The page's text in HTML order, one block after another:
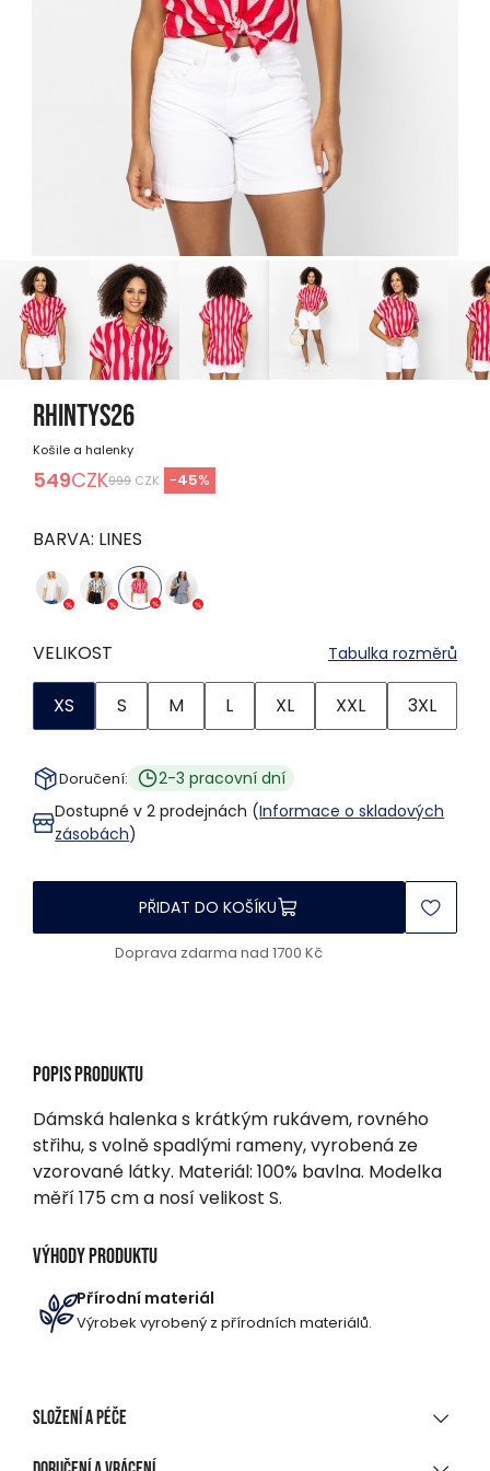
RHINTYS26
Košile a halenky
549CZK999 CZK -45%
BARVA: LINES
VELIKOST Tabulka rozměrů
XS S M L XL XXL 3XL
Doručení:
2-3 pracovní dní
Dostupné v 2 prodejnách (Informace o skladových
zásobách)
PŘIDAT DO KOŠÍKU
Doprava zdarma nad 1700 Kč
Popis produktu
Dámská halenka s krátkým rukávem, rovného
střihu, s volně spadlými rameny, vyrobená ze
vzorované látky. Materiál: 100% bavlna. Modelka
měří 175 cm a nosí velikost S.
Výhody produktu
Přírodní materiál
Výrobek vyrobený z přírodních materiálů.
Složení a péče
MATERIÁLOVÉ SLOŽENÍ